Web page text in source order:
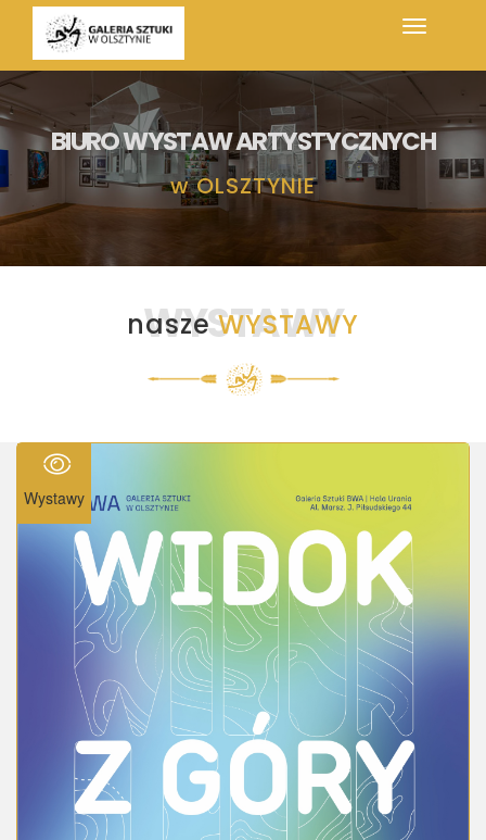
BIURO WYSTAW ARTYSTYCZNYCH
w OLSZTYNIE
WYSTAWY
naszeWYSTAWY
Wystawy